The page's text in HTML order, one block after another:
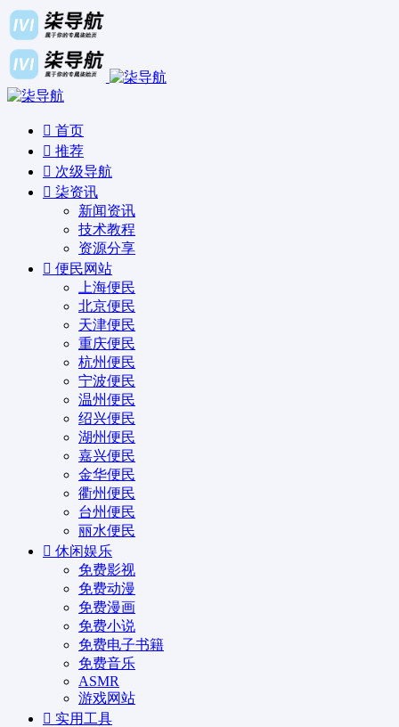
首页
推荐
次级导航
柒资讯
新闻资讯
技术教程
资源分享
便民网站
上海便民
北京便民
天津便民
重庆便民
杭州便民
宁波便民
温州便民
绍兴便民
湖州便民
嘉兴便民
金华便民
衢州便民
台州便民
丽水便民
休闲娱乐
免费影视
免费动漫
免费漫画
免费小说
免费电子书籍
免费音乐
ASMR
游戏网站
实用工具